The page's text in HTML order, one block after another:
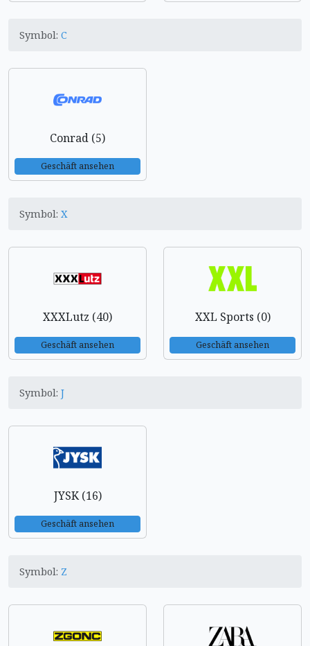
Symbol: C
Conrad (5)
Geschäft ansehen
Symbol: X
XXXLutz (40)
Geschäft ansehen
XXL Sports (0)
Geschäft ansehen
Symbol: J
JYSK (16)
Geschäft ansehen
Symbol: Z